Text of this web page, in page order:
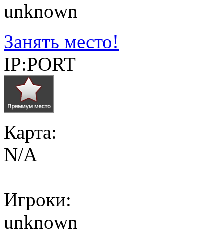
unknown
Занять место!
IP:PORT
Карта:
N/A
Игроки:
unknown